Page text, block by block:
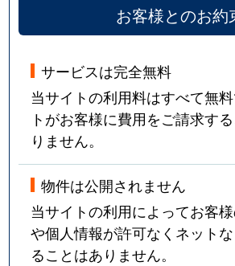
お客様とのお約
サービスは完全無料
当サイトの利用料はすべて無
トがお客様に費用をご請求す
りません。
物件は公開されません
当サイトの利用によってお客
や個人情報が許可なくネット
ることはありません。